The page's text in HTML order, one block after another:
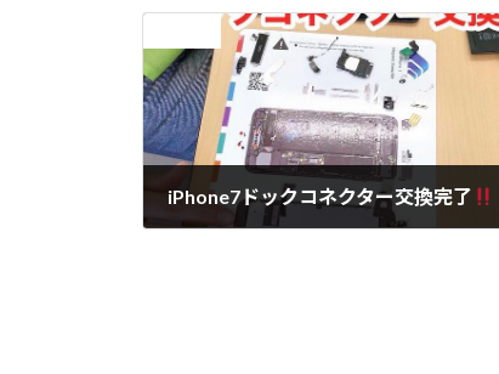
iPhone7ドックコネクター交換完了